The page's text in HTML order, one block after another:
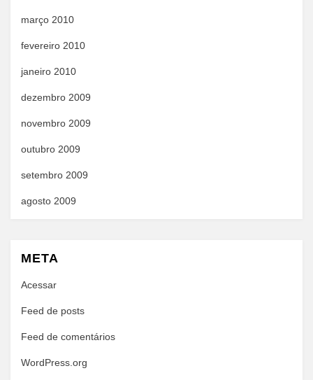
março 2010
fevereiro 2010
janeiro 2010
dezembro 2009
novembro 2009
outubro 2009
setembro 2009
agosto 2009
META
Acessar
Feed de posts
Feed de comentários
WordPress.org